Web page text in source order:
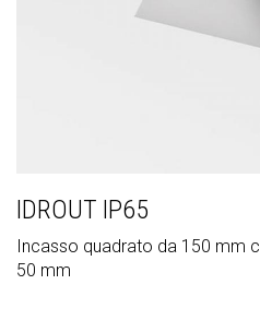
IDROUT IP65
Incasso quadrato da 150 mm
50 mm